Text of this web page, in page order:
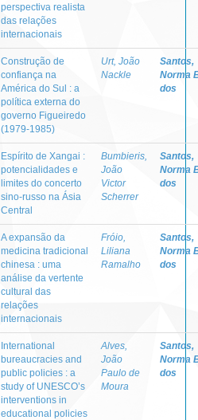
perspectiva realista
das relações
internacionais
Construção de
confiança na
América do Sul : a
política externa do
governo Figueiredo
(1979-1985)
Urt, João
Nackle
Santos,
Norma
dos
Espírito de Xangai :
potencialidades e
limites do concerto
sino-russo na Ásia
Central
Bumbieris,
João
Victor
Scherrer
Santos,
Norma
dos
A expansão da
medicina tradicional
chinesa : uma
análise da vertente
cultural das
relações
internacionais
Fróio,
Liliana
Ramalho
Santos,
Norma
dos
International
bureaucracies and
public policies : a
study of UNESCO’s
interventions in
educational policies
Alves,
João
Paulo de
Moura
Santos,
Norma
dos